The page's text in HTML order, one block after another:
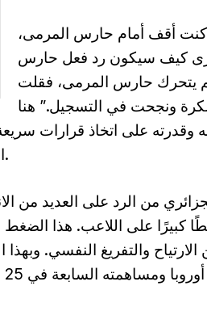
أقف أمام حارس المرمى،
كيف سيكون رد فعل حارس
يتحرك حارس المرمى، فقلت
ونجحت في التسجيل.” هنا
وقدرته على اتخاذ قرارات
الحارس قبل أن يسدد الكرة ببراعة.
من الرد على العديد من
كبيرًا على اللاعب. هذا
والتفريغ النفسي.